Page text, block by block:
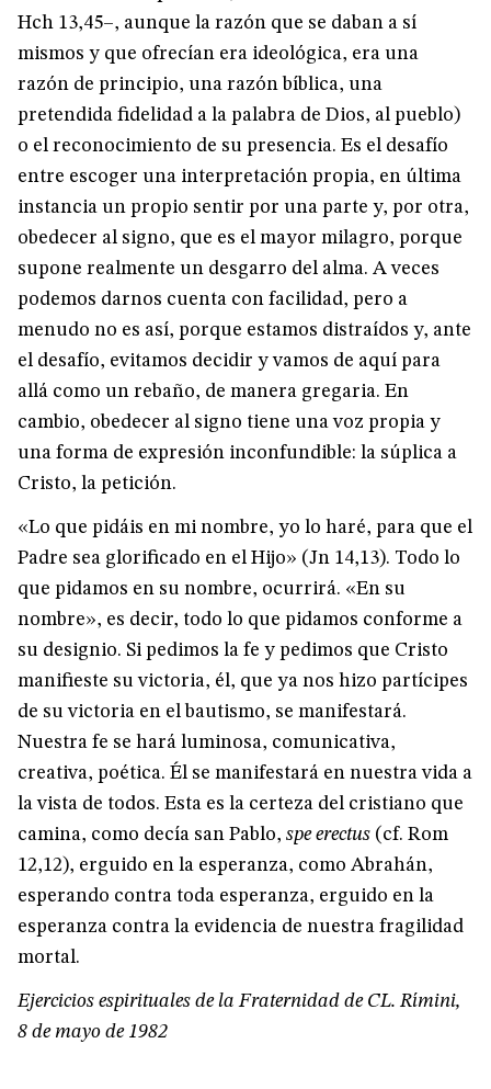
Hch 13,45–, aunque la razón que se daban a sí
mismos y que ofrecían era ideológica, era una
razón de principio, una razón bíblica, una
pretendida fidelidad a la palabra de Dios, al pueblo)
o el reconocimiento de su presencia. Es el desafío
entre escoger una interpretación propia, en última
instancia un propio sentir por una parte y, por otra,
obedecer al signo, que es el mayor milagro, porque
supone realmente un desgarro del alma. A veces
podemos darnos cuenta con facilidad, pero a
menudo no es así, porque estamos distraídos y, ante
el desafío, evitamos decidir y vamos de aquí para
allá como un rebaño, de manera gregaria. En
cambio, obedecer al signo tiene una voz propia y
una forma de expresión inconfundible: la súplica a
Cristo, la petición.
«Lo que pidáis en mi nombre, yo lo haré, para que el
Padre sea glorificado en el Hijo» (Jn 14,13). Todo lo
que pidamos en su nombre, ocurrirá. «En su
nombre», es decir, todo lo que pidamos conforme a
su designio. Si pedimos la fe y pedimos que Cristo
manifieste su victoria, él, que ya nos hizo partícipes
de su victoria en el bautismo, se manifestará.
Nuestra fe se hará luminosa, comunicativa,
creativa, poética. Él se manifestará en nuestra vida a
la vista de todos. Esta es la certeza del cristiano que
camina, como decía san Pablo, spe erectus (cf. Rom
12,12), erguido en la esperanza, como Abrahán,
esperando contra toda esperanza, erguido en la
esperanza contra la evidencia de nuestra fragilidad
mortal.
Ejercicios espirituales de la Fraternidad de CL. Rímini,
8 de mayo de 1982